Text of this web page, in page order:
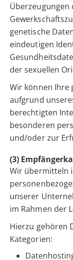
Überzeugungen
genetische
eindeutigen
der sexuellen
Wir können Ihre
aufgrund
berechtigten
besonderen
und/oder zur
(3)
Wir übermitteln
unserer
im Rahmen der
Hierzu gehören
Kategorien: